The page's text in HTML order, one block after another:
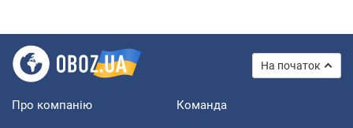
На початок
Про компанію Команда